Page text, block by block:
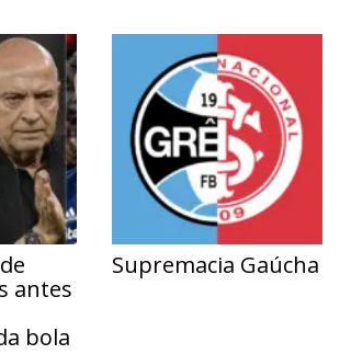
antes
bola
Supremacia Gaúcha